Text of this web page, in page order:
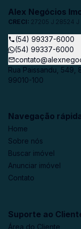
Alex Negócios
CRECI: 27205 J 28524 J
(54) 99337-6000
(54) 99337-6000
Rua Paissandu,
99010-100
Navegação
Home
Sobre nós
Buscar imóvel
Anunciar imóvel
Contato
Suporte ao
Área do Cliente